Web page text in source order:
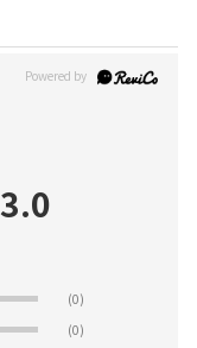
3.0
(0)
(0)